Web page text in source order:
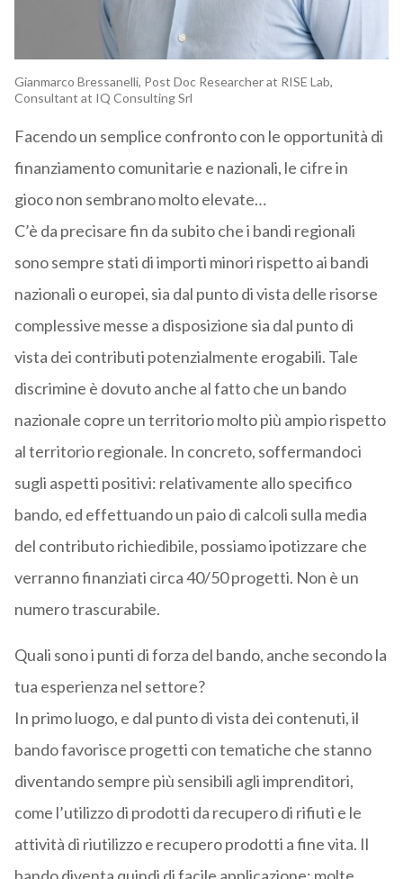
Gianmarco Bressanelli, Post Doc Researcher at RISE Lab,
Consultant at IQ Consulting Srl
Facendo un semplice confronto con le opportunità di
finanziamento comunitarie e nazionali, le cifre in
gioco non sembrano molto elevate…
C’è da precisare fin da subito che i bandi regionali
sono sempre stati di importi minori rispetto ai bandi
nazionali o europei, sia dal punto di vista delle risorse
complessive messe a disposizione sia dal punto di
vista dei contributi potenzialmente erogabili. Tale
discrimine è dovuto anche al fatto che un bando
nazionale copre un territorio molto più ampio rispetto
al territorio regionale. In concreto, soffermandoci
sugli aspetti positivi: relativamente allo specifico
bando, ed effettuando un paio di calcoli sulla media
del contributo richiedibile, possiamo ipotizzare che
verranno finanziati circa 40/50 progetti. Non è un
numero trascurabile.
Quali sono i punti di forza del bando, anche secondo la
tua esperienza nel settore?
In primo luogo, e dal punto di vista dei contenuti, il
bando favorisce progetti con tematiche che stanno
diventando sempre più sensibili agli imprenditori,
come l’utilizzo di prodotti da recupero di rifiuti e le
attività di riutilizzo e recupero prodotti a fine vita. Il